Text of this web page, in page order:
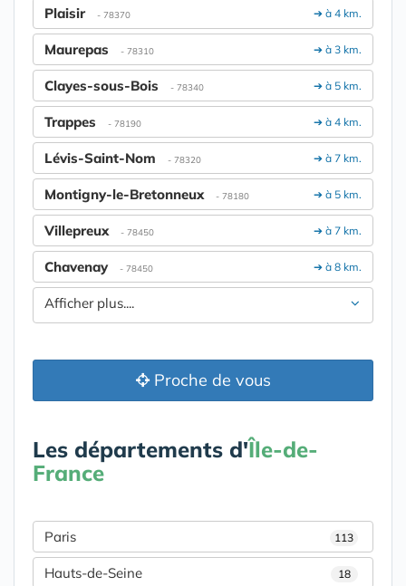
➔ à 4 km.
Plaisir - 78370
➔ à 3 km.
Maurepas - 78310
➔ à 5 km.
Clayes-sous-Bois - 78340
➔ à 4 km.
Trappes - 78190
➔ à 7 km.
Lévis-Saint-Nom - 78320
➔ à 5 km.
Montigny-le-Bretonneux - 78180
➔ à 7 km.
Villepreux - 78450
➔ à 8 km.
Chavenay - 78450
Afficher plus....
Proche de vous
Les départements d'Île-de-
France
Paris 113
Hauts-de-Seine 18